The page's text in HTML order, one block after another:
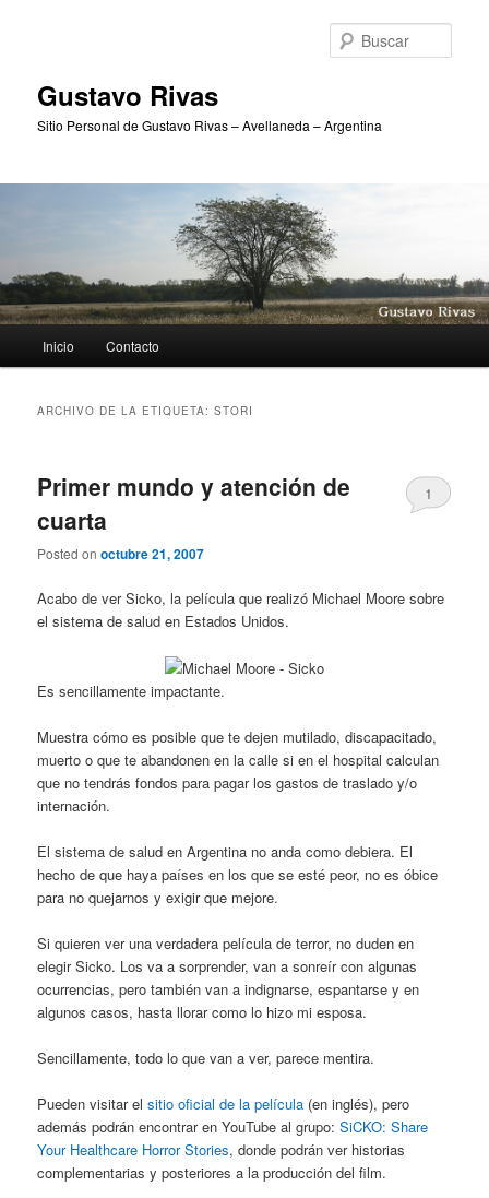
Gustavo Rivas
Sitio Personal de Gustavo Rivas – Avellaneda – Argentina
principal
Inicio Contacto
ARCHIVO DE LA ETIQUETA:STORI
Primer mundo y atención de
cuarta
Posted onoctubre 21, 2007
1
Acabo de ver Sicko, la película que realizó Michael Moore sobre
el sistema de salud en Estados Unidos.
Es sencillamente impactante.
Muestra cómo es posible que te dejen mutilado, discapacitado,
muerto o que te abandonen en la calle si en el hospital calculan
que no tendrás fondos para pagar los gastos de traslado y/o
internación.
El sistema de salud en Argentina no anda como debiera. El
hecho de que haya países en los que se esté peor, no es óbice
para no quejarnos y exigir que mejore.
Si quieren ver una verdadera película de terror, no duden en
elegir Sicko. Los va a sorprender, van a sonreír con algunas
ocurrencias, pero también van a indignarse, espantarse y en
algunos casos, hasta llorar como lo hizo mi esposa.
Sencillamente, todo lo que van a ver, parece mentira.
Pueden visitar elsitio oficial de la película (en inglés), pero
además podrán encontrar en YouTube al grupo:SiCKO: Share
Your Healthcare Horror Stories, donde podrán ver historias
complementarias y posteriores a la producción del film.